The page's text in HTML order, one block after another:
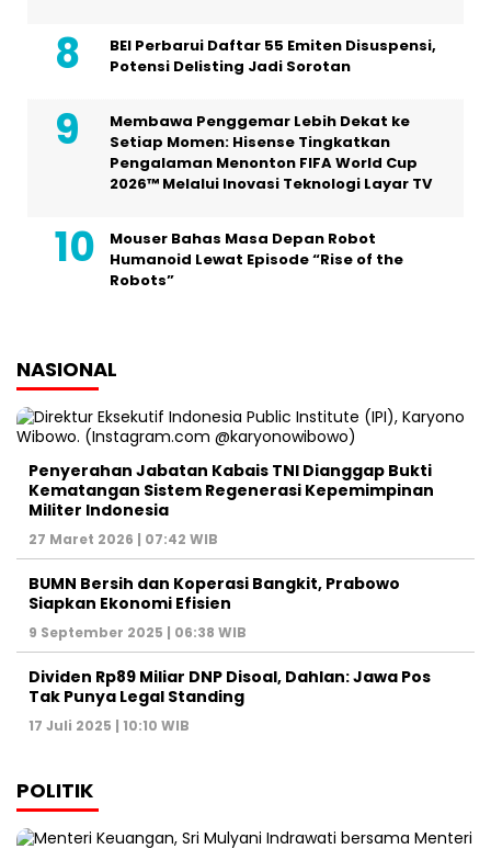
BEI Perbarui Daftar 55 Emiten Disuspensi,
Potensi Delisting Jadi Sorotan
Membawa Penggemar Lebih Dekat ke
Setiap Momen: Hisense Tingkatkan
Pengalaman Menonton FIFA World Cup
2026™ Melalui Inovasi Teknologi Layar TV
Mouser Bahas Masa Depan Robot
Humanoid Lewat Episode “Rise of the
Robots”
NASIONAL
Penyerahan Jabatan Kabais TNI Dianggap Bukti
Kematangan Sistem Regenerasi Kepemimpinan
Militer Indonesia
27 Maret 2026 | 07:42 WIB
BUMN Bersih dan Koperasi Bangkit, Prabowo
Siapkan Ekonomi Efisien
9 September 2025 | 06:38 WIB
Dividen Rp89 Miliar DNP Disoal, Dahlan: Jawa Pos
Tak Punya Legal Standing
17 Juli 2025 | 10:10 WIB
POLITIK